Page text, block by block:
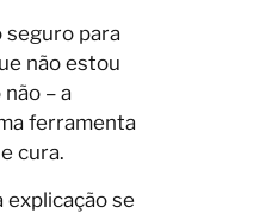
para
não estou
– a
ferramenta
cura.
explicação se